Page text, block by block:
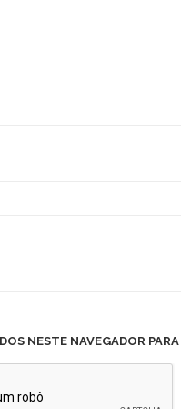
NESTE NAVEGADOR